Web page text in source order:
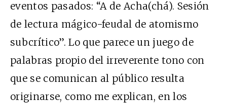
eventos pasados: “A de Acha(chá). Sesión
de lectura mágico-feudal de atomismo
subcrítico”. Lo que parece un juego de
palabras propio del irreverente tono con
que se comunican al público resulta
originarse, como me explican, en los